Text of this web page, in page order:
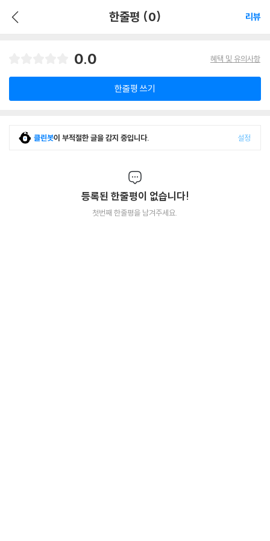
한줄평 (0) 리뷰
0.0 혜택 및 유의사항
한줄평 쓰기
클린봇이 부적절한 글을 감지 중입니다. 설정
등록된 한줄평이 없습니다!
첫번째 한줄평을 남겨주세요.